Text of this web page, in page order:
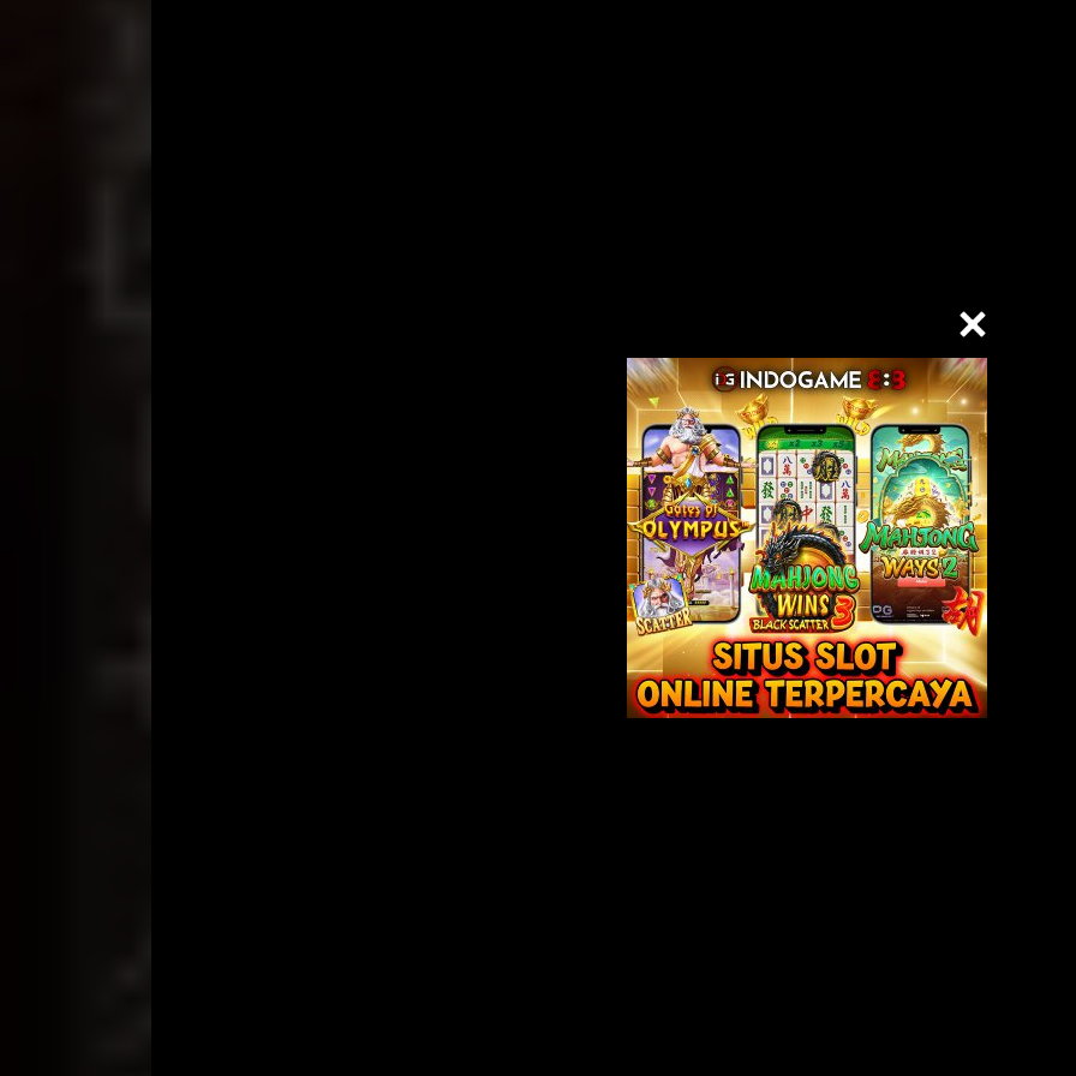
“Pokoknya santai saja Bella…!” kata Beni sambil menaikkan rok yang dikenakan Bella.
“Hmm.., CD model low cut dengan warna hitam nih..!” ujar Indra sambil bergumam melihat CD yang dipakai Bella.
“Kamu tahu saja kesukaan kami..!” kata Indra, “Dan kamu seksi banget dengan CD warna ini, bikin kita horny….!” kataku. Dan
sekarang Bella sudah berjongkok untuk dia mulai ber-‘karaoke’.
“Oohh, enak, sedot lagi yang kuat Bella..!” kata saya sambil mendesah.
Kurang lebih 15 menit Bella telah ber-‘karaoke’ terhadap penis kami bertiga. Kemudian Bella dengan perlahan melepas
“Sekarang…sentuh tubuh telanjangku….!” kata Bella memerintah kami bertiga.
Kesempatan ini tidak kami sia-sia kan. Langsung saja saya rebahkan Bella di lantai dan saya jilati vaginanya, dan Beni juga
kalah ganasnya menyedot habis kedua putting Bella sedangkan Indra melumat habis bibir Bella. .Samar-samar saya